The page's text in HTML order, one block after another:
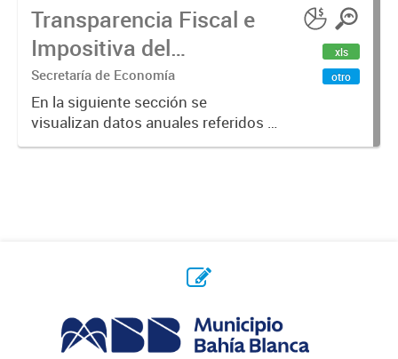
Transparencia Fiscal e
Impositiva del
Municipio. Año 2023
Secretaría de Economía
En la siguiente sección se
visualizan datos anuales referidos a
la transparencia fiscal e impositiva
xls
otro